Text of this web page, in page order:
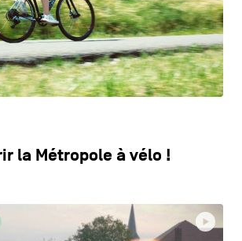
la Métropole à vélo !